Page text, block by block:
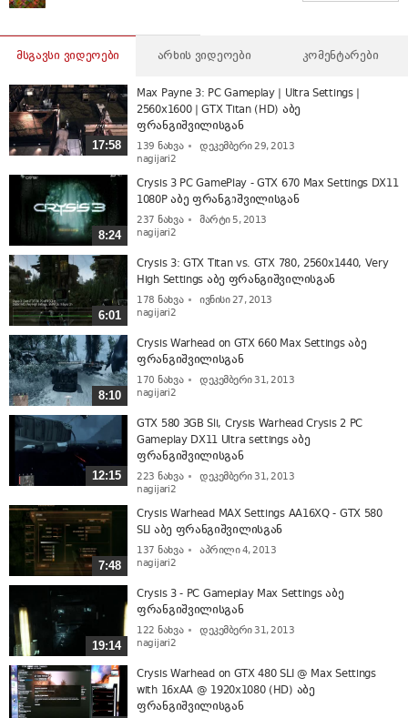
მსგავსი ვიდეოები არხის ვიდეოები კომენტარები
17:58
Max Payne 3: PC Gameplay | Ultra Settings |
2560x1600 | GTX Titan (HD) აბე
ფრანგიშვილისგან
139 ნახვა
დეკემბერი 29, 2013
nagijari2
8:24
Crysis 3 PC GamePlay - GTX 670 Max Settings DX11
1080P აბე ფრანგიშვილისგან
237 ნახვა
მარტი 5, 2013
nagijari2
6:01
Crysis 3: GTX Titan vs. GTX 780, 2560x1440, Very
High Settings აბე ფრანგიშვილისგან
178 ნახვა
ივნისი 27, 2013
nagijari2
8:10
Crysis Warhead on GTX 660 Max Settings აბე
ფრანგიშვილისგან
170 ნახვა
დეკემბერი 31, 2013
nagijari2
12:15
GTX 580 3GB Sli, Crysis Warhead Crysis 2 PC
Gameplay DX11 Ultra settings აბე
ფრანგიშვილისგან
223 ნახვა
დეკემბერი 31, 2013
nagijari2
7:48
Crysis Warhead MAX Settings AA16XQ - GTX 580
SLI აბე ფრანგიშვილისგან
137 ნახვა
აპრილი 4, 2013
nagijari2
19:14
Crysis 3 - PC Gameplay Max Settings აბე
ფრანგიშვილისგან
122 ნახვა
დეკემბერი 31, 2013
nagijari2
Crysis Warhead on GTX 480 SLI @ Max Settings
with 16xAA @ 1920x1080 (HD) აბე
ფრანგიშვილისგან